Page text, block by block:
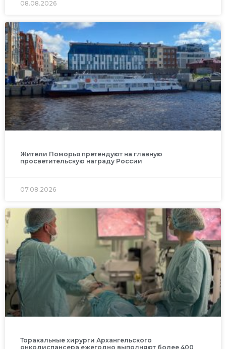
08.08.2026
Жители Поморья претендуют на главную
просветительскую награду России
07.08.2026
Торакальные хирурги Архангельского
онкодиспансера ежегодно выполняют более 400